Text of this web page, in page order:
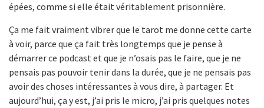
épées, comme si elle était véritablement prisonnière.
Ça me fait vraiment vibrer que le tarot me donne cette carte
à voir, parce que ça fait très longtemps que je pense à
démarrer ce podcast et que je n’osais pas le faire, que je ne
pensais pas pouvoir tenir dans la durée, que je ne pensais pas
avoir des choses intéressantes à vous dire, à partager. Et
aujourd’hui, ça y est, j’ai pris le micro, j’ai pris quelques notes